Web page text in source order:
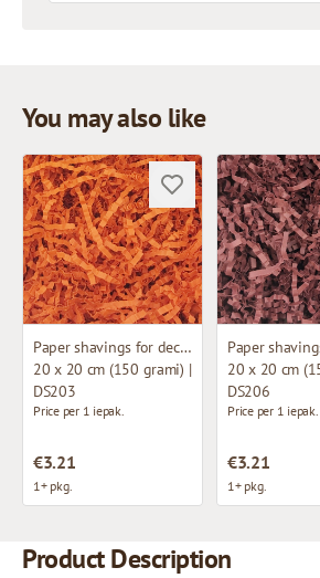
You may also like
Paper shavings for decoration
20 x 20 cm (150 grami) |
DS203
Price per 1 iepak.
€3.21
1+ pkg.
20 x 20 cm
DS206
Price per 1 iepak.
€3.21
1+ pkg.
Product Description